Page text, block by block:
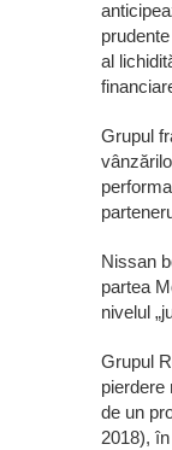
al
Grupul
Nissan
partea
nivelul
Grupul
pierdere
de un
2018),